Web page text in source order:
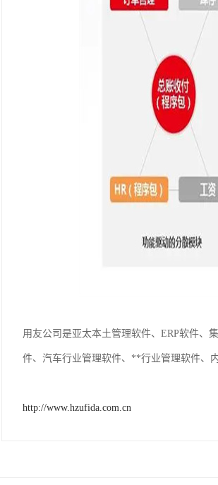
用友公司是亚太本土管理软件、ERP软件、
件、汽车行业管理软件、**行业管理软件、
http://www.hzufida.com.cn